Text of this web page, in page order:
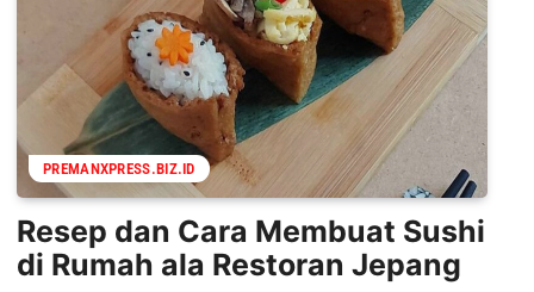
PREMANXPRESS.BIZ.ID
Resep dan Cara Membuat Sushi
di Rumah ala Restoran Jepang